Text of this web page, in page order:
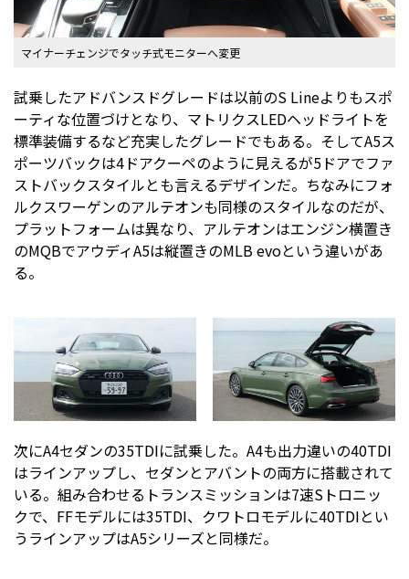
マイナーチェンジでタッチ式モニターへ変更
試乗したアドバンスドグレードは以前のS Lineよりもスポ
ーティな位置づけとなり、マトリクスLEDヘッドライトを
標準装備するなど充実したグレードでもある。そしてA5ス
ポーツバックは4ドアクーペのように見えるが5ドアでファ
ストバックスタイルとも言えるデザインだ。ちなみにフォ
ルクスワーゲンのアルテオンも同様のスタイルなのだが、
プラットフォームは異なり、アルテオンはエンジン横置き
のMQBでアウディA5は縦置きのMLB evoという違いがあ
る。
次にA4セダンの35TDIに試乗した。A4も出力違いの40TDI
はラインアップし、セダンとアバントの両方に搭載されて
いる。組み合わせるトランスミッションは7速Sトロニッ
クで、FFモデルには35TDI、クワトロモデルに40TDIとい
うラインアップはA5シリーズと同様だ。